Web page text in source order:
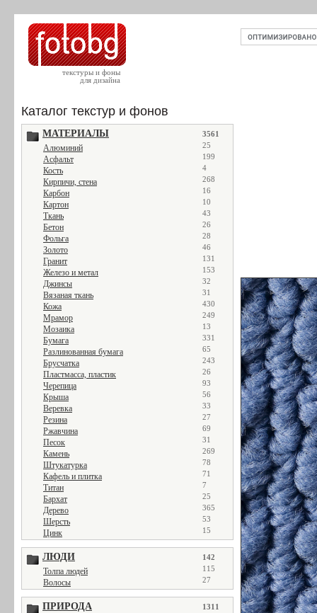
текстуры и фоны
для дизайна
Каталог текстур и фонов
МАТЕРИАЛЫ 3561
Алюминий 25
Асфальт 199
Кость 4
Кирпичи, стена 268
Карбон 16
Картон 10
Ткань 43
Бетон 26
Фольга 28
Золото 46
Гранит 131
Железо и метал 153
Джинсы 32
Вязаная ткань 31
Кожа 430
Мрамор 249
Мозаика 13
Бумага 331
Разлинованная бумага 65
Брусчатка 243
Пластмасса, пластик 26
Черепица 93
Крыша 56
Веревка 33
Резина 27
Ржавчина 69
Песок 31
Камень 269
Штукатурка 78
Кафель и плитка 71
Титан 7
Бархат 25
Дерево 365
Шерсть 53
Цинк 15
ЛЮДИ 142
Толпа людей 115
Волосы 27
ПРИРОДА 1311